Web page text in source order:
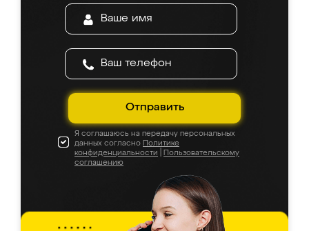
Отправить
Я соглашаюсь на передачу персональных
данных согласно Политике
конфиденциальности
Пользовательскому
соглашению